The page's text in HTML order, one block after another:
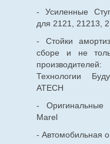
- Усиленные
для 2121, 21213,
- Стойки
сборе и не
Технологии
ATECH
- Оригинальные
Marel
- Автомобильная